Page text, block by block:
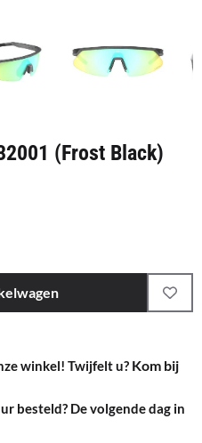
(Frost Black)
winkel! Twijfelt u? Kom bij
besteld? De volgende dag in